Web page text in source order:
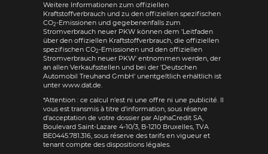
Weitere Informationen zum offiziellen
Kraftstoffverbrauch und zu den offiziellen spezifischen
CO2-Emissionen und gegebenenfalls zum
Stromverbrauch neuer PKW können dem 'Leitfaden
über den offiziellen Kraftstoffverbrauch, die offiziellen
spezifischen CO2-Emissionen und den offiziellen
Stromverbrauch neuer PKW' entnommen werden, der
an allen Verkaufsstellen und bei der 'Deutschen
Automobil Treuhand GmbH' unentgeltlich erhältlich ist
unter www.dat.de.
*Attention : ce calcul n'est ni une offre ni une publicité. Il
vous est transmis à titre d'information, sous réserve
d'acceptation de votre dossier par AlphaCredit SA,
Boulevard Saint-Lazare 4-10/3, B-1210 Bruxelles, TVA
BE0445.781.316, sous réserve des tarifs en vigueur et
tenant compte des dispositions légales.